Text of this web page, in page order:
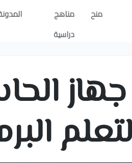
منح
مناهج
دراسية
لتعلم